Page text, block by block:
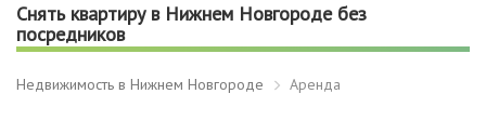
Снять квартиру в Нижнем Новгороде без
посредников
Недвижимость в Нижнем Новгороде Аренда